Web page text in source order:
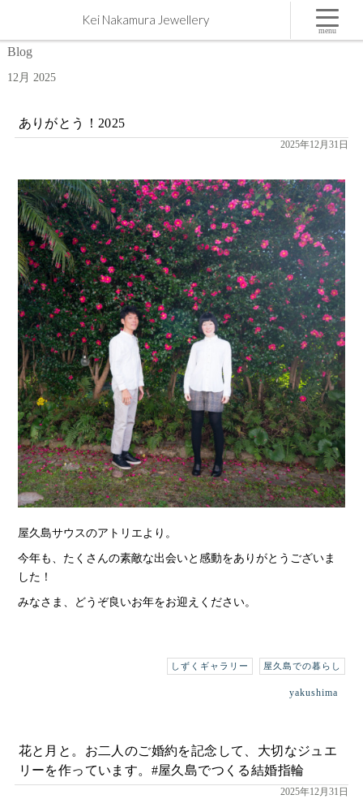
12月 | 2025 | 屋久島,ジュエリー,オーダーメイドのマリッジリング（結婚・婚約指輪）制作 | Kei
Nakamura Jewellery BlogKei Nakamura Jewellery
Blog
12月 2025
ありがとう！2025
2025年12月31日
屋久島サウスのアトリエより。
今年も、たくさんの素敵な出会いと感動をありがとうございま
した！
みなさま、どうぞ良いお年をお迎えください。
しずくギャラリー 屋久島での暮らし
yakushima
花と月と。お二人のご婚約を記念して、大切なジュエ
リーを作っています。#屋久島でつくる結婚指輪
2025年12月31日
menu